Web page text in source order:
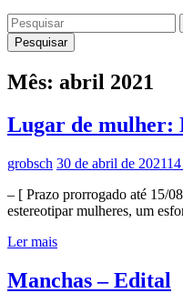
Mês: abril 2021
Lugar de mulher:
grobsch 30 de abril de 2021
– [ Prazo prorrogado até 15/
estereotipar mulheres, um
Ler mais
Manchas – Edital